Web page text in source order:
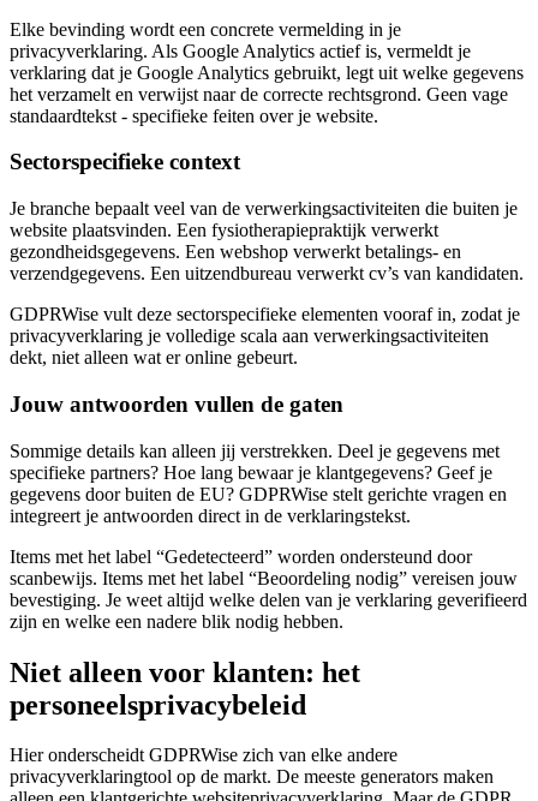
Elke bevinding wordt een concrete vermelding in je
privacyverklaring. Als Google Analytics actief is, vermeldt je
verklaring dat je Google Analytics gebruikt, legt uit welke gegevens
het verzamelt en verwijst naar de correcte rechtsgrond. Geen vage
standaardtekst - specifieke feiten over je website.
Sectorspecifieke context
Je branche bepaalt veel van de verwerkingsactiviteiten die buiten je
website plaatsvinden. Een fysiotherapiepraktijk verwerkt
gezondheidsgegevens. Een webshop verwerkt betalings- en
verzendgegevens. Een uitzendbureau verwerkt cv’s van kandidaten.
GDPRWise vult deze sectorspecifieke elementen vooraf in, zodat je
privacyverklaring je volledige scala aan verwerkingsactiviteiten
dekt, niet alleen wat er online gebeurt.
Jouw antwoorden vullen de gaten
Sommige details kan alleen jij verstrekken. Deel je gegevens met
specifieke partners? Hoe lang bewaar je klantgegevens? Geef je
gegevens door buiten de EU? GDPRWise stelt gerichte vragen en
integreert je antwoorden direct in de verklaringstekst.
Items met het label “Gedetecteerd” worden ondersteund door
scanbewijs. Items met het label “Beoordeling nodig” vereisen jouw
bevestiging. Je weet altijd welke delen van je verklaring geverifieerd
zijn en welke een nadere blik nodig hebben.
Niet alleen voor klanten: het
personeelsprivacybeleid
Hier onderscheidt GDPRWise zich van elke andere
privacyverklaringtool op de markt. De meeste generators maken